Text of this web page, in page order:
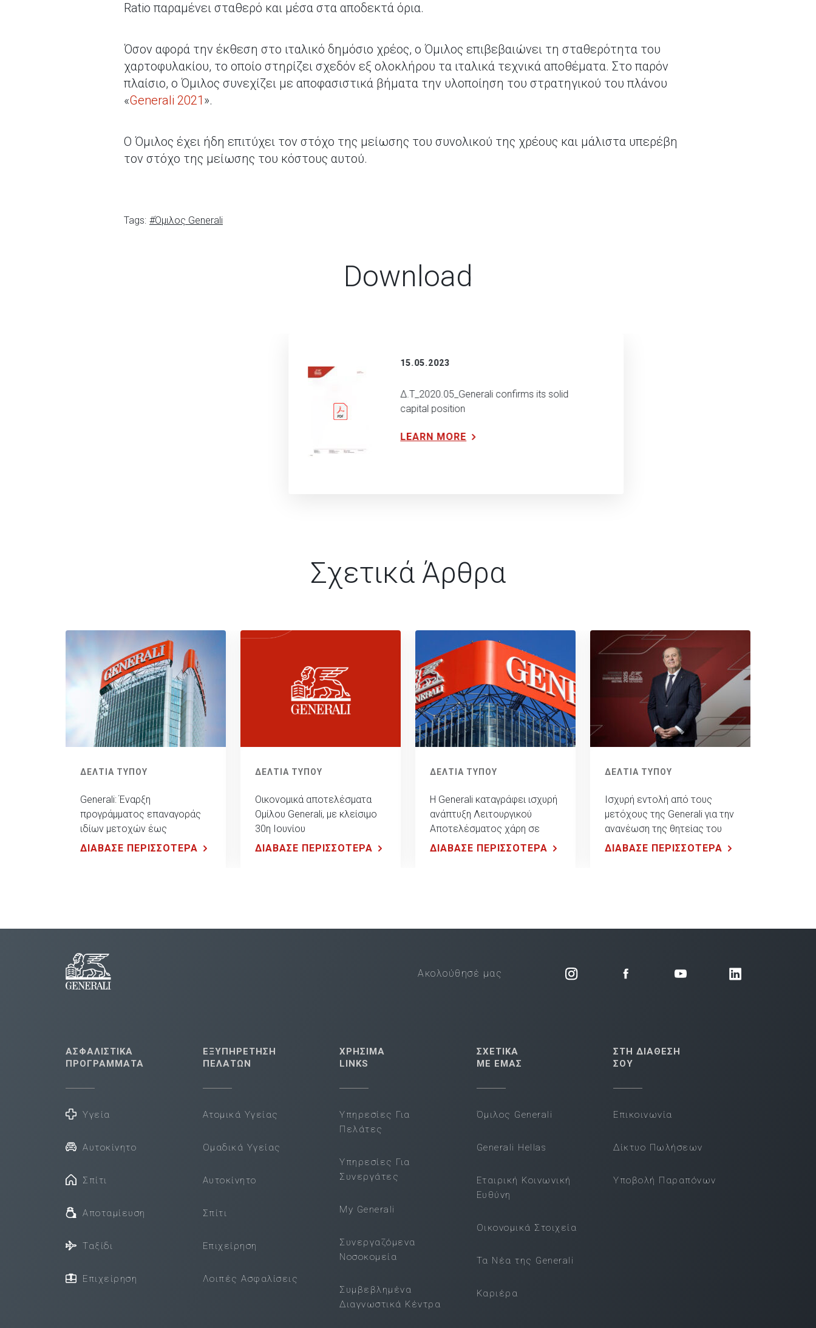
Ratio παραμένει σταθερό και μέσα στα αποδεκτά όρια.
Όσον αφορά την έκθεση στο ιταλικό δημόσιο χρέος, ο Όμιλος επιβεβαιώνει τη σταθερότητα του
χαρτοφυλακίου, το οποίο στηρίζει σχεδόν εξ ολοκλήρου τα ιταλικά τεχνικά αποθέματα. Στο παρόν
πλαίσιο, ο Όμιλος συνεχίζει με αποφασιστικά βήματα την υλοποίηση του στρατηγικού του πλάνου
«Generali 2021 ».
Ο Όμιλος έχει ήδη επιτύχει τον στόχο της μείωσης του συνολικού της χρέους και μάλιστα υπερέβη
τον στόχο της μείωσης του κόστους αυτού.
Tags: #Όμιλος Generali
Download
15.05.2023
Δ.Τ_2020.05_Generali confirms its solid
capital position
LEARN MORE
Σχετικά Άρθρα
ΔΕΛΤΙΑ ΤΥΠΟΥ
Generali: Έναρξη
προγράμματος επαναγοράς
ιδίων μετοχών έως
συνολικού ποσού 500 εκ.
ΔΙΑΒΑΣΕ ΠΕΡΙΣΣΟΤΕΡΑ
ΔΕΛΤΙΑ ΤΥΠΟΥ
Οικονομικά αποτελέσματα
Ομίλου Generali, με κλείσιμο
30η Ιουνίου
ΔΙΑΒΑΣΕ ΠΕΡΙΣΣΟΤΕΡΑ
ΔΕΛΤΙΑ ΤΥΠΟΥ
Η Generali καταγράφει ισχυρή
ανάπτυξη Λειτουργικού
Αποτελέσματος χάρη σε
όλους τους επιχειρηματικούς
ΔΙΑΒΑΣΕ ΠΕΡΙΣΣΟΤΕΡΑ
ΔΕΛΤΙΑ ΤΥΠΟΥ
Ισχυρή εντολή από τους
μετόχους της Generali για την
ανανέωση της θητείας του
Philippe Donnet
ΔΙΑΒΑΣΕ ΠΕΡΙΣΣΟΤΕΡΑ
Ακολούθησέ μας
ΑΣΦΑΛΙΣΤΙΚΑ
ΠΡΟΓΡΑΜΜΑΤΑ
Υγεία
Αυτοκίνητο
Σπίτι
Αποταμίευση
Ταξίδι
Επιχείρηση
ΕΞΥΠΗΡΕΤΗΣΗ
ΠΕΛΑΤΩΝ
Ατομικά Υγείας
Ομαδικά Υγείας
Αυτοκίνητο
Σπίτι
Επιχείρηση
Λοιπές Ασφαλίσεις
ΧΡΗΣΙΜΑ
LINKS
Υπηρεσίες Για
Πελάτες
Υπηρεσίες Για
Συνεργάτες
My Generali
Συνεργαζόμενα
Νοσοκομεία
Συμβεβλημένα
Διαγνωστικά Κέντρα
ΣΧΕΤΙΚΑ
ΜΕ ΕΜΑΣ
Όμιλος Generali
Generali Hellas
Εταιρική Κοινωνική
Ευθύνη
Οικονομικά Στοιχεία
Τα Νέα της Generali
Καριέρα
ΣΤΗ ΔΙΑΘΕΣΗ
ΣΟΥ
Επικοινωνία
Δίκτυο Πωλήσεων
Υποβολή Παραπόνων